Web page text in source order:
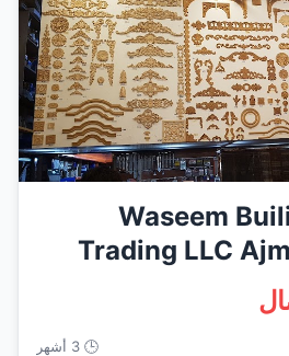
Waseem
Trading LLC
🕒 3 أشهر